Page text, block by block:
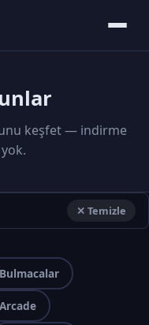
keşfet — indirme
✕ Temizle